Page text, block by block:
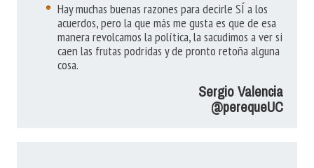
Hay muchas buenas razones para decirle SÍ a los
acuerdos, pero la que más me gusta es que de esa
manera revolcamos la política, la sacudimos a ver si
caen las frutas podridas y de pronto retoña alguna
cosa.
Sergio Valencia
@perequeUC